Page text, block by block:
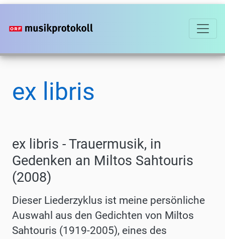
Direkt
zum
ex libris
ex libris - Trauermusik, in
Gedenken an Miltos Sahtouris
(2008)
Dieser Liederzyklus ist meine persönliche
Auswahl aus den Gedichten von Miltos
Sahtouris (1919-2005), eines des